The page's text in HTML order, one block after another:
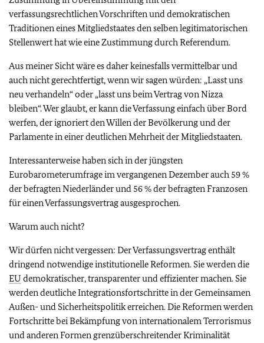
verfassungsrechtlichen Vorschriften und demokratischen
Traditionen eines Mitgliedstaates den selben legitimatorischen
Stellenwert hat wie eine Zustimmung durch Referendum.
Aus meiner Sicht wäre es daher keinesfalls vermittelbar und
auch nicht gerechtfertigt, wenn wir sagen würden: „Lasst uns
neu verhandeln“ oder „lasst uns beim Vertrag von Nizza
bleiben“. Wer glaubt, er kann die Verfassung einfach über Bord
werfen, der ignoriert den Willen der Bevölkerung und der
Parlamente in einer deutlichen Mehrheit der Mitgliedstaaten.
Interessanterweise haben sich in der jüngsten
Eurobarometerumfrage im vergangenen Dezember auch 59 %
der befragten Niederländer und 56 % der befragten Franzosen
für einen Verfassungsvertrag ausgesprochen.
Warum auch nicht?
Wir dürfen nicht vergessen: Der Verfassungsvertrag enthält
dringend notwendige institutionelle Reformen. Sie werden die
EU demokratischer, transparenter und effizienter machen. Sie
werden deutliche Integrationsfortschritte in der Gemeinsamen
Außen- und Sicherheitspolitik erreichen. Die Reformen werden
Fortschritte bei Bekämpfung von internationalem Terrorismus
und anderen Formen grenzüberschreitender Kriminalität